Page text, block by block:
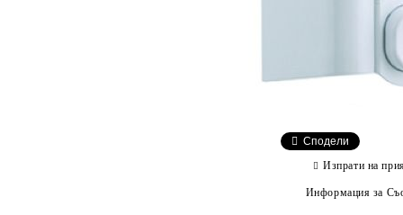
Сподели
Изпрати на
Информация за